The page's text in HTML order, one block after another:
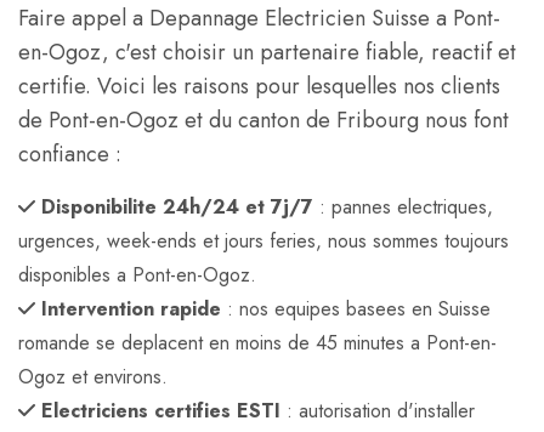
Faire appel a Depannage Electricien Suisse a Pont-
en-Ogoz, c'est choisir un partenaire fiable, reactif et
certifie. Voici les raisons pour lesquelles nos clients
de Pont-en-Ogoz et du canton de Fribourg nous font
confiance :
Disponibilite 24h/24 et 7j/7 : pannes electriques,
urgences, week-ends et jours feries, nous sommes toujours
disponibles a Pont-en-Ogoz.
Intervention rapide : nos equipes basees en Suisse
romande se deplacent en moins de 45 minutes a Pont-en-
Ogoz et environs.
Electriciens certifies ESTI : autorisation d'installer